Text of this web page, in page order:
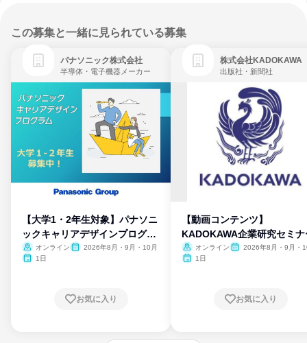
この募集と一緒に見られている募集
パナソニック株式会社
半導体・電子機器メーカー
【大学1・2年生対象】パナソニ
ックキャリアデザインプログラ
ム
オンライン
2026年8月・9月・10月
1日
お気に入り
株式会社KADOKAWA
出版社・新聞社
【動画コンテンツ】
KADOKAWA企業研究セミナ
オンライン
2026年8月・9月・
1日
お気に入り